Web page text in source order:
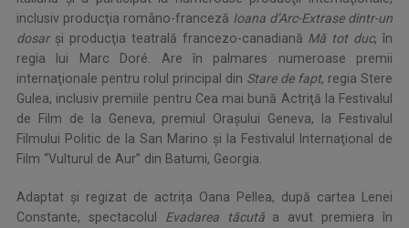
inclusiv producţia româno-franceză Ioana d’Arc-Extrase dintr-un
dosarşi producţia teatrală francezo-canadiană Mă tot duc, în
regia lui Marc Doré. Are în palmares numeroase premii
internaţionale pentru rolul principal din Stare de fapt, regia Stere
Gulea, inclusiv premiile pentru Cea mai bună Actriţă la Festivalul
de Film de la Geneva, premiul Oraşului Geneva, la Festivalul
Filmului Politic de la San Marino şi la Festivalul Internaţional de
Film “Vulturul de Aur” din Batumi, Georgia.
Adaptat și regizat de actrița Oana Pellea, după cartea Lenei
Constante, spectacolul Evadarea tăcutăa avut premiera în